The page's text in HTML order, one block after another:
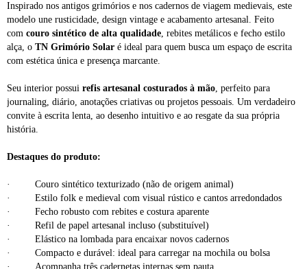
Inspirado nos antigos grimórios e nos cadernos de viagem medievais, este
modelo une rusticidade, design vintage e acabamento artesanal. Feito
com couro sintético de alta qualidade, rebites metálicos e fecho estilo
alça, o TN Grimório Solar é ideal para quem busca um espaço de escrita
com estética única e presença marcante.
Seu interior possui refis artesanal costurados à mão, perfeito para
journaling, diário, anotações criativas ou projetos pessoais. Um verdadeiro
convite à escrita lenta, ao desenho intuitivo e ao resgate da sua própria
história.
Destaques do produto:
· Couro sintético texturizado (não de origem animal)
· Estilo folk e medieval com visual rústico e cantos arredondados
· Fecho robusto com rebites e costura aparente
· Refil de papel artesanal incluso (substituível)
· Elástico na lombada para encaixar novos cadernos
· Compacto e durável: ideal para carregar na mochila ou bolsa
· Acompanha três cadernetas internas sem pauta